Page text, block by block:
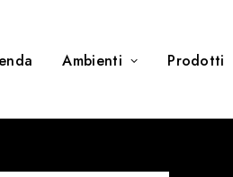
Ambienti Prodotti